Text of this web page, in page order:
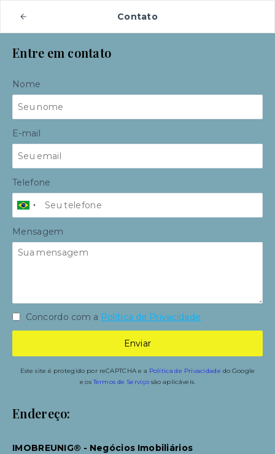
Contato
Entre em contato
Nome
E-mail
Telefone
Mensagem
Concordo com a Política de Privacidade
Enviar
Este site é protegido por reCAPTCHA e a Política de Privacidade do Google
e osTermos de Serviço são aplicáveis.
Endereço:
IMOBREUNIG® - Negócios Imobiliários